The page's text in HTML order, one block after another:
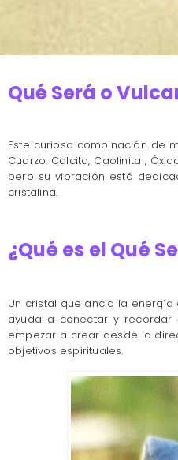
Qué Será o
Este curiosa combinación de
Cuarzo, Calcita, Caolinita ,
pero su vibración está
cristalina.
¿Qué es el Qué
Un cristal que ancla la
ayuda a conectar y recordar
empezar a crear desde la
objetivos espirituales.